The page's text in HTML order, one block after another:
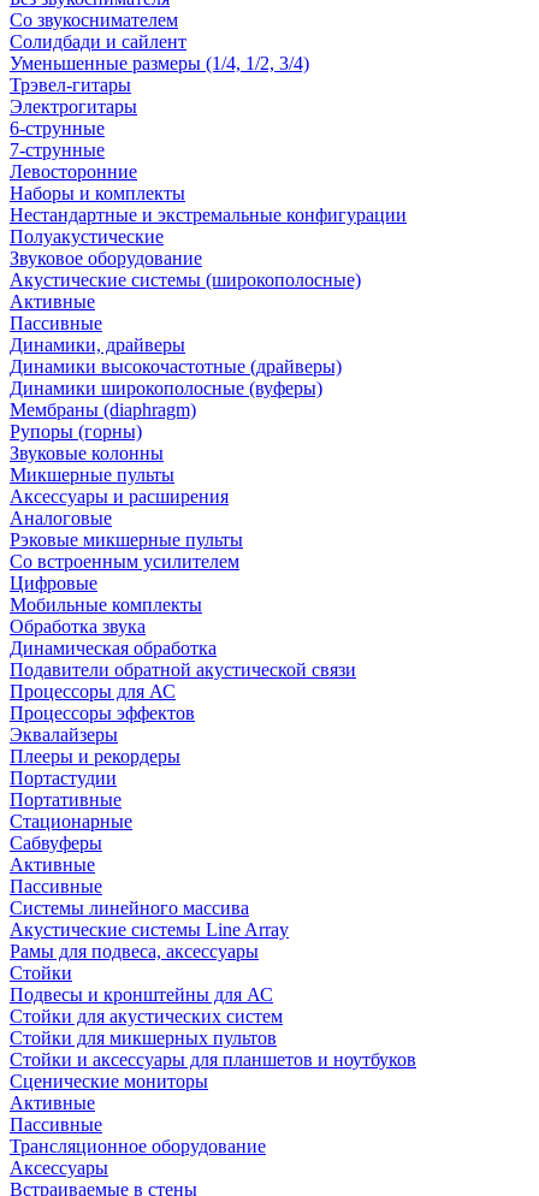
Со звукоснимателем
Солидбади и сайлент
Уменьшенные размеры (1/4, 1/2, 3/4)
Трэвел-гитары
Электрогитары
6-струнные
7-струнные
Левосторонние
Наборы и комплекты
Нестандартные и экстремальные конфигурации
Полуакустические
Звуковое оборудование
Акустические системы (широкополосные)
Активные
Пассивные
Динамики, драйверы
Динамики высокочастотные (драйверы)
Динамики широкополосные (вуферы)
Мембраны (diaphragm)
Рупоры (горны)
Звуковые колонны
Микшерные пульты
Аксессуары и расширения
Аналоговые
Рэковые микшерные пульты
Со встроенным усилителем
Цифровые
Мобильные комплекты
Обработка звука
Динамическая обработка
Подавители обратной акустической связи
Процессоры для АС
Процессоры эффектов
Эквалайзеры
Плееры и рекордеры
Портастудии
Портативные
Стационарные
Сабвуферы
Активные
Пассивные
Системы линейного массива
Акустические системы Line Array
Рамы для подвеса, аксессуары
Стойки
Подвесы и кронштейны для АС
Стойки для акустических систем
Стойки для микшерных пультов
Стойки и аксессуары для планшетов и ноутбуков
Сценические мониторы
Активные
Пассивные
Трансляционное оборудование
Аксессуары
Встраиваемые в стены